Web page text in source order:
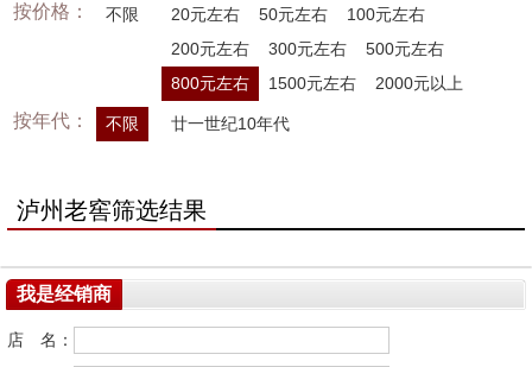
按价格： 不限 20元左右 50元左右
100元左右
200元左右
300元左右
500元左右
800元左右
1500元左右 2000元以上
按年代： 不限 廿一世纪10年代
泸州老窖筛选结果
我是经销商
店 名：